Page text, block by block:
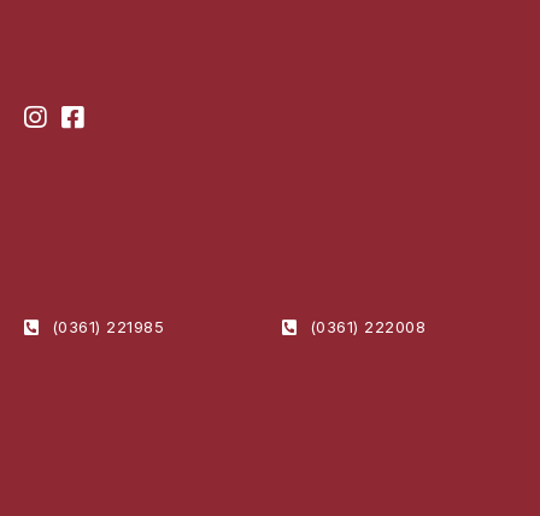
(0361) 221985 (0361) 222008